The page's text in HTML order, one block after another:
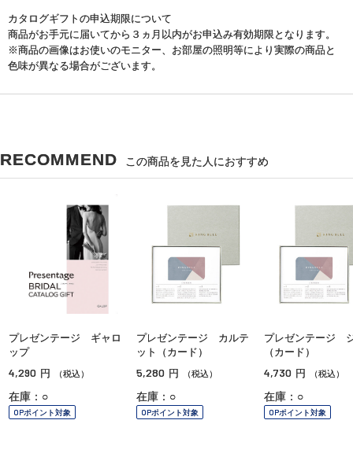
カタログギフトの申込期限について
商品がお手元に届いてから３ヵ月以内がお申込み有効期限となります。
※商品の画像はお使いのモニター、お部屋の照明等により実際の商品と
色味が異なる場合がございます。
RECOMMEND この商品を見た人におすすめ
プレゼンテージ ギャロ
ップ
4,290 円 （税込）
在庫：○
OPポイント対象
プレゼンテージ カルテ
ット（カード）
5,280 円 （税込）
在庫：○
OPポイント対象
プレゼンテージ
（カード）
4,730 円 （税込）
在庫：○
OPポイント対象